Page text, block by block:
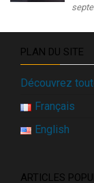
PLAN DU SITE
Découvrez
Français
English
ARTICLES